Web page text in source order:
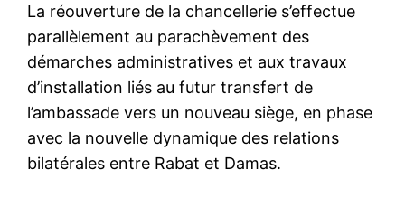
La réouverture de la chancellerie s’effectue
parallèlement au parachèvement des
démarches administratives et aux travaux
d’installation liés au futur transfert de
l’ambassade vers un nouveau siège, en phase
avec la nouvelle dynamique des relations
bilatérales entre Rabat et Damas.